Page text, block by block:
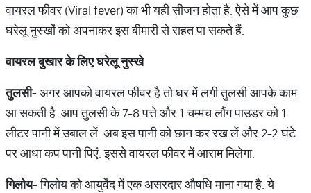
वायरल फीवर (Viral fever) का भी यही सीजन होता है. ऐसे में आप कुछ
घरेलू नुस्खों को अपनाकर इस बीमारी से राहत पा सकते हैं.
वायरल बुखार के लिए घरेलू नुस्खे
तुलसी-अगर आपको वायरल फीवर है तो घर में लगी तुलसी आपके काम
आ सकती है. आप तुलसी के 7-8 पत्ते और 1 चम्मच लौंग पाउडर को 1
लीटर पानी में उबाल लें. अब इस पानी को छान कर रख लें और 2-2 घंटे
पर आधा कप पानी पिएं. इससे वायरल फीवर में आराम मिलेगा.
गिलोय-गिलोय को आयुर्वेद में एक असरदार औषधि माना गया है. ये